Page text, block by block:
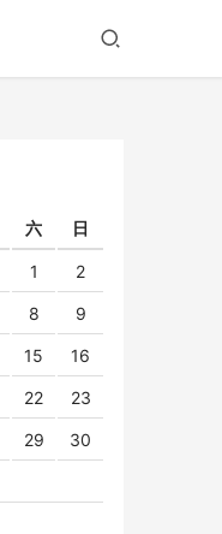
六 日
1 2
8 9
15 16
22 23
29 30